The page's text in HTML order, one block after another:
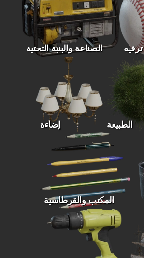
الصناعة والبنية التحتية ترفيه
إضاءة الطبيعة
المكتب والقرطاسية